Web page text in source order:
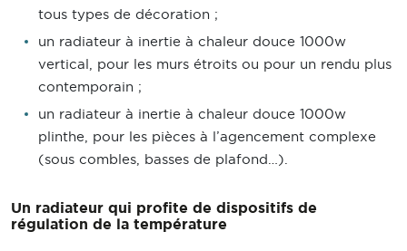
tous types de décoration ;
un radiateur à inertie à chaleur douce 1000w
vertical, pour les murs étroits ou pour un rendu plus
contemporain ;
un radiateur à inertie à chaleur douce 1000w
plinthe, pour les pièces à l’agencement complexe
(sous combles, basses de plafond…).
Un radiateur qui profite de dispositifs de
régulation de la température